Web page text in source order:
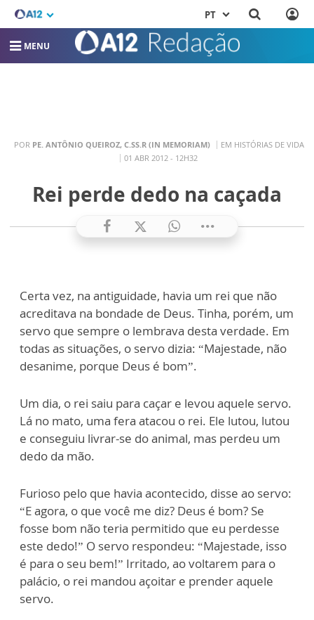
PT
MENU
POR PE. ANTÔNIO QUEIROZ, C.SS.R (IN MEMORIAM)
EM HISTÓRIAS DE VIDA
01 ABR 2012 - 12H32
Rei perde dedo na caçada
Certa vez, na antiguidade, havia um rei que não
acreditava na bondade de Deus. Tinha, porém, um
servo que sempre o lembrava desta verdade. Em
todas as situações, o servo dizia: “Majestade, não
desanime, porque Deus é bom”.
Um dia, o rei saiu para caçar e levou aquele servo.
Lá no mato, uma fera atacou o rei. Ele lutou, lutou
e conseguiu livrar-se do animal, mas perdeu um
dedo da mão.
Furioso pelo que havia acontecido, disse ao servo:
“E agora, o que você me diz? Deus é bom? Se
fosse bom não teria permitido que eu perdesse
este dedo!” O servo respondeu: “Majestade, isso
é para o seu bem!” Irritado, ao voltarem para o
palácio, o rei mandou açoitar e prender aquele
servo.